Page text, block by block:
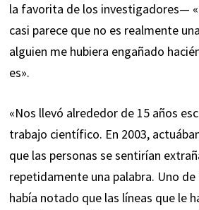
la favorita de los investigadores—
casi parece que no es realmente
alguien me hubiera engañado
es».
«Nos llevó alrededor de 15 años
trabajo científico. En 2003,
que las personas se sentirían
repetidamente una palabra. Uno
había notado que las líneas que le